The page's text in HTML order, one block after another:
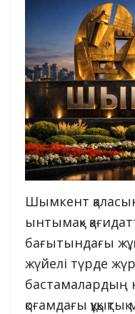
Шымкент
ынтымақ»
бағытындағы
жүйелі түрде
бастамалардың
қоғамдағы